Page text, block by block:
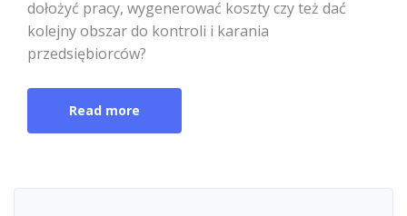
dołożyć pracy, wygenerować koszty czy też dać
kolejny obszar do kontroli i karania
przedsiębiorców?
Read more